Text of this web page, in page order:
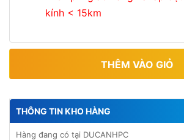
kính < 15km
THÊM VÀO GIỎ
THÔNG TIN KHO HÀNG
Hàng đang có tại DUCANHPC